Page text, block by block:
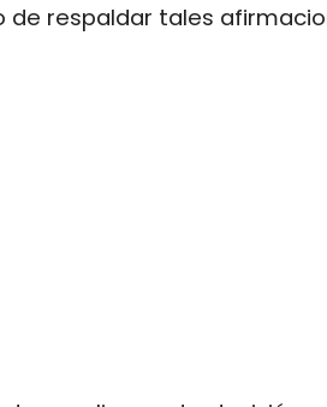
de respaldar tales